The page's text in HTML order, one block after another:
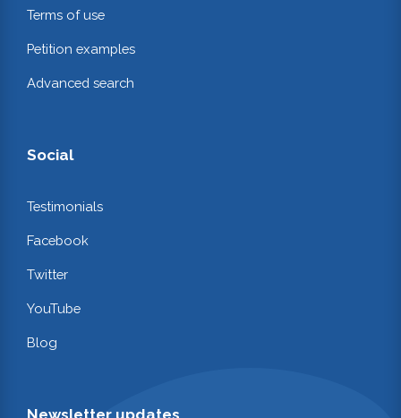
Terms of use
Petition examples
Advanced search
Social
Testimonials
Facebook
Twitter
YouTube
Blog
Newsletter updates